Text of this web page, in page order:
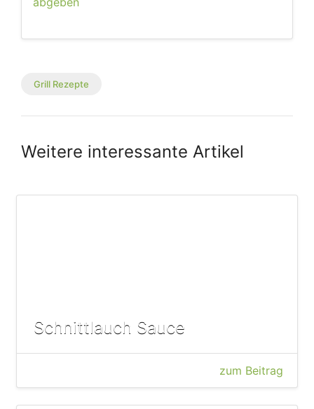
Grill Rezepte
Weitere interessante Artikel
Schnittlauch Sauce
zum Beitrag